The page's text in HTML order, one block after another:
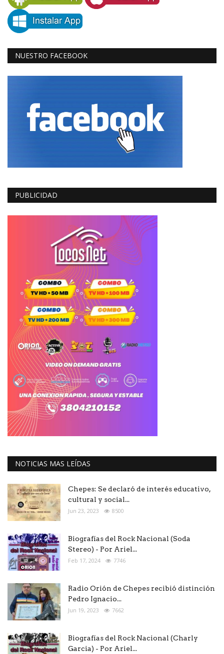
NUESTRO FACEBOOK
PUBLICIDAD
NOTICIAS MAS LEÍDAS
Chepes: Se declaró de interés educativo,
cultural y social...
Jun 23, 2023 8500
Biografías del Rock Nacional (Soda
Stereo) - Por Ariel...
Feb 17, 2024 7746
Radio Orión de Chepes recibió distinción
Pedro Ignacio...
Jun 19, 2023 7662
Biografías del Rock Nacional (Charly
Garcia) - Por Ariel...